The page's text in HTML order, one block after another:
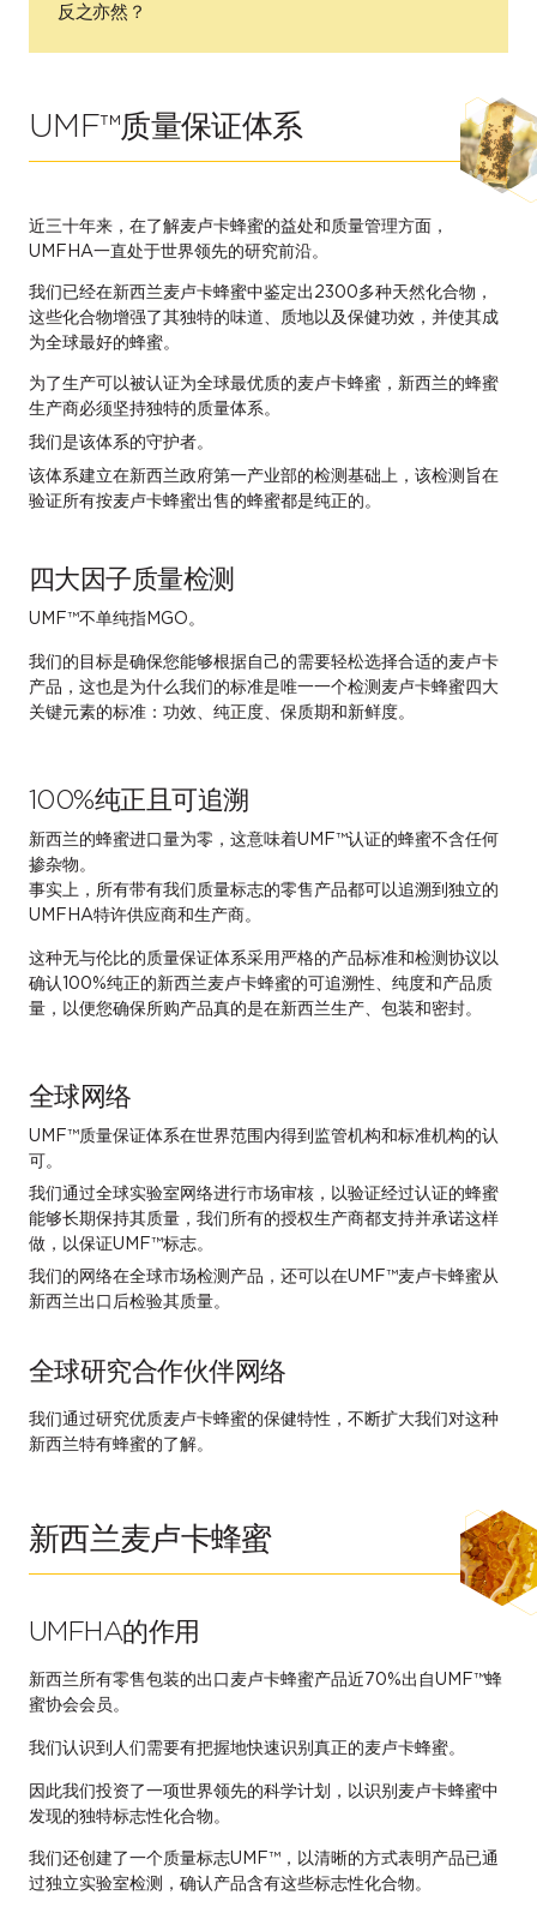
反之亦然？
UMF™质量保证体系
近三十年来，在了解麦卢卡蜂蜜的益处和质量管理方面，
UMFHA一直处于世界领先的研究前沿。
我们已经在新西兰麦卢卡蜂蜜中鉴定出2300多种天然化合物，
这些化合物增强了其独特的味道、质地以及保健功效，并使其成
为全球最好的蜂蜜。
为了生产可以被认证为全球最优质的麦卢卡蜂蜜，新西兰的蜂蜜
生产商必须坚持独特的质量体系。
我们是该体系的守护者。
该体系建立在新西兰政府第一产业部的检测基础上，该检测旨在
验证所有按麦卢卡蜂蜜出售的蜂蜜都是纯正的。
四大因子质量检测
UMF™不单纯指MGO。
我们的目标是确保您能够根据自己的需要轻松选择合适的麦卢卡
产品，这也是为什么我们的标准是唯一一个检测麦卢卡蜂蜜四大
关键元素的标准：功效、纯正度、保质期和新鲜度。
100%纯正且可追溯
新西兰的蜂蜜进口量为零，这意味着UMF™认证的蜂蜜不含任何
掺杂物。
事实上，所有带有我们质量标志的零售产品都可以追溯到独立的
UMFHA特许供应商和生产商。
这种无与伦比的质量保证体系采用严格的产品标准和检测协议以
确认100%纯正的新西兰麦卢卡蜂蜜的可追溯性、纯度和产品质
量，以便您确保所购产品真的是在新西兰生产、包装和密封。
全球网络
UMF™质量保证体系在世界范围内得到监管机构和标准机构的认
可。
我们通过全球实验室网络进行市场审核，以验证经过认证的蜂蜜
能够长期保持其质量，我们所有的授权生产商都支持并承诺这样
做，以保证UMF™标志。
我们的网络在全球市场检测产品，还可以在UMF™麦卢卡蜂蜜从
新西兰出口后检验其质量。
全球研究合作伙伴网络
我们通过研究优质麦卢卡蜂蜜的保健特性，不断扩大我们对这种
新西兰特有蜂蜜的了解。
新西兰麦卢卡蜂蜜
UMFHA的作用
新西兰所有零售包装的出口麦卢卡蜂蜜产品近70%出自UMF™蜂
蜜协会会员。
我们认识到人们需要有把握地快速识别真正的麦卢卡蜂蜜。
因此我们投资了一项世界领先的科学计划，以识别麦卢卡蜂蜜中
发现的独特标志性化合物。
我们还创建了一个质量标志UMF™，以清晰的方式表明产品已通
过独立实验室检测，确认产品含有这些标志性化合物。